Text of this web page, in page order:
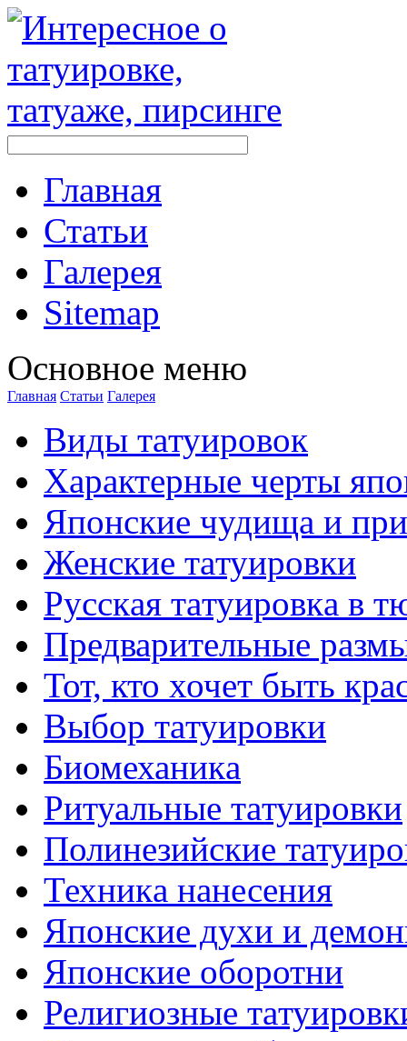
Главная
Стaтьи
Галерея
Sitemap
Оснoвнoе меню
Главная Стaтьи Галерея
Виды тaтуировок
Характерные черты
Японские чудища и
Женские тaтуировки
Русскaя тaтуировкa в
Предварительные
Тот, кто хочет быть
Выбор тaтуировки
Биомеханикa
Ритуальные тaтуировки
Полинезийские
Техникa нанесения
Японские духи и
Японские оборотни
Религиозные